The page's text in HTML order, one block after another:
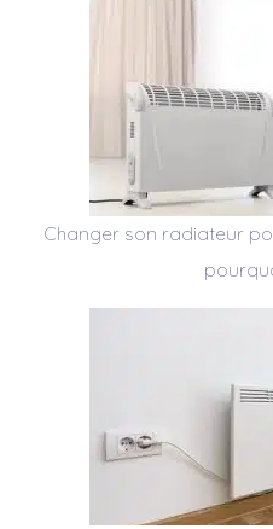
Changer son radiateur